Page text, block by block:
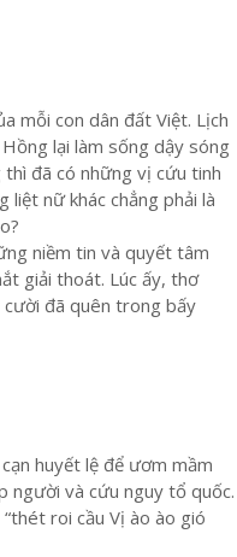
mỗi con dân đất Việt. Lịch
lại làm sống dậy sóng
thì đã có những vị cứu tinh
nữ khác chẳng phải là
niềm tin và quyết tâm
giải thoát. Lúc ấy, thơ
cười đã quên trong bấy
huyết lệ để ươm mầm
người và cứu nguy tổ quốc.
roi cầu Vị ào ào gió